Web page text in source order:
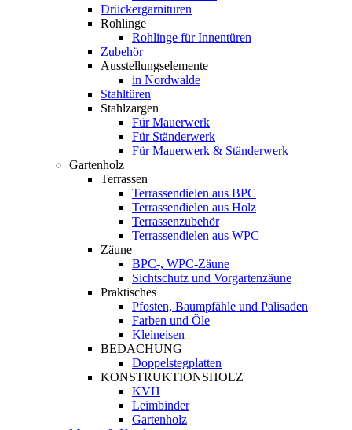
Drückergarnituren
Rohlinge
Rohlinge für Innentüren
Zubehör
Ausstellungselemente
in Nordwalde
Stahltüren
Stahlzargen
Für Mauerwerk
Für Ständerwerk
Für Mauerwerk & Ständerwerk
Gartenholz
Terrassen
Terrassendielen aus BPC
Terrassendielen aus Holz
Terrassenzubehör
Terrassendielen aus WPC
Zäune
BPC-, WPC-Zäune
Sichtschutz und Vorgartenzäune
Praktisches
Pfosten, Baumpfähle und Palisaden
Farben und Öle
Kleineisen
BEDACHUNG
Doppelstegplatten
KONSTRUKTIONSHOLZ
KVH
Leimbinder
Gartenholz